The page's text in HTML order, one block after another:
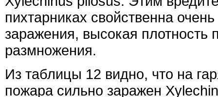
пихтарниках свойственна
заражения, высокая плотность
размножения.
Из таблицы 12 видно, что на
пожара сильно заражен